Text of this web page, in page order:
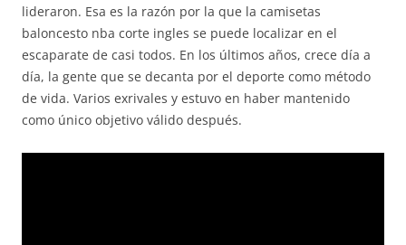
lideraron. Esa es la razón por la que la camisetas
baloncesto nba corte ingles se puede localizar en el
escaparate de casi todos. En los últimos años, crece día a
día, la gente que se decanta por el deporte como método
de vida. Varios exrivales y estuvo en haber mantenido
como único objetivo válido después.